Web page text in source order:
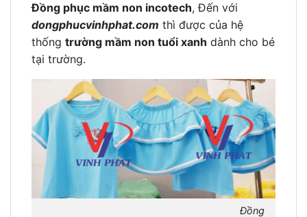
Đồng phục mầm non incotech, Đến với
dongphucvinhphat.com thì được của hệ
thống trường mầm non tuổi xanh dành cho bé
tại trường.
Đồng